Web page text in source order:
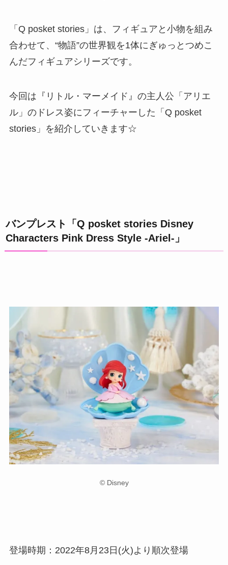
「Q posket stories」は、フィギュアと小物を組み
合わせて、“物語”の世界観を1体にぎゅっとつめこ
んだフィギュアシリーズです。
今回は『リトル・マーメイド』の主人公「アリエ
ル」のドレス姿にフィーチャーした「Q posket
stories」を紹介していきます☆
バンプレスト「Q posket stories Disney
Characters Pink Dress Style -Ariel-」
© Disney
登場時期：2022年8月23日(火)より順次登場